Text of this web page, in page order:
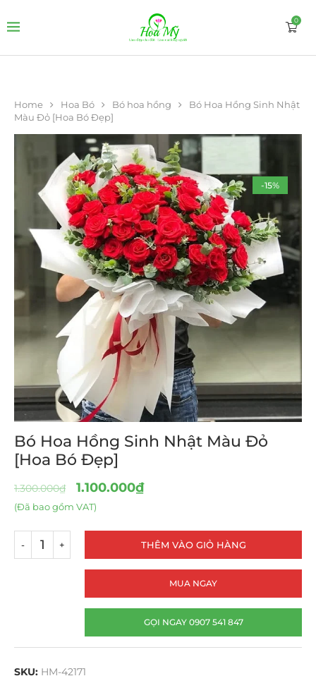
0
Home Hoa Bó Bó hoa hồng
Bó Hoa Hồng Sinh Nhật
Màu Đỏ [Hoa Bó Đẹp]
-15%
Bó Hoa Hồng Sinh Nhật Màu Đỏ
[Hoa Bó Đẹp]
1.300.000₫ 1.100.000₫
(Đã bao gồm VAT)
THÊM VÀO GIỎ HÀNG
MUA NGAY
GỌI NGAY 0907 541 847
SKU: HM-42171